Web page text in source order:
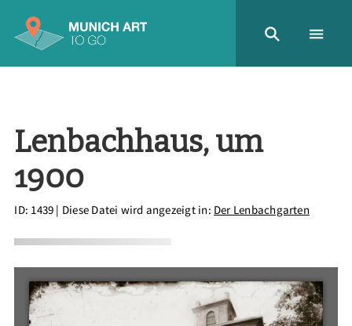
Lenbachhaus, um
1900
ID: 1439 | Diese Datei wird angezeigt in: Der Lenbachgarten